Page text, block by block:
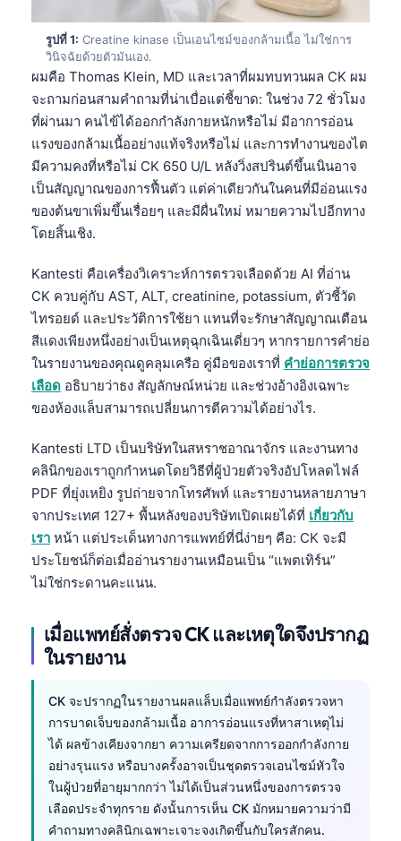
รูปที่ 1: Creatine kinase เป็นเอนไซม์ของกล้ามเนื้อ ไม่ใช่การ
วินิจฉัยด้วยตัวมันเอง.
ผมคือ Thomas Klein, MD และเวลาที่ผมทบทวนผล CK ผม
จะถามก่อนสามคำถามที่น่าเบื่อแต่ชี้ขาด: ในช่วง 72 ชั่วโมง
ที่ผ่านมา คนไข้ได้ออกกำลังกายหนักหรือไม่ มีอาการอ่อน
แรงของกล้ามเนื้ออย่างแท้จริงหรือไม่ และการทำงานของไต
มีความคงที่หรือไม่ CK 650 U/L หลังวิ่งสปรินต์ขึ้นเนินอาจ
เป็นสัญญาณของการฟื้นตัว แต่ค่าเดียวกันในคนที่มีอ่อนแรง
ของต้นขาเพิ่มขึ้นเรื่อยๆ และมีผื่นใหม่ หมายความไปอีกทาง
โดยสิ้นเชิง.
Kantesti คือเครื่องวิเคราะห์การตรวจเลือดด้วย AI ที่อ่าน
CK ควบคู่กับ AST, ALT, creatinine, potassium, ตัวชี้วัด
ไทรอยด์ และประวัติการใช้ยา แทนที่จะรักษาสัญญาณเตือน
สีแดงเพียงหนึ่งอย่างเป็นเหตุฉุกเฉินเดี่ยวๆ หากรายการคำย่อ
ในรายงานของคุณดูคลุมเครือ คู่มือของเราที่ คำย่อการตรวจ
เลือด อธิบายว่าธง สัญลักษณ์หน่วย และช่วงอ้างอิงเฉพาะ
ของห้องแล็บสามารถเปลี่ยนการตีความได้อย่างไร.
Kantesti LTD เป็นบริษัทในสหราชอาณาจักร และงานทาง
คลินิกของเราถูกกำหนดโดยวิธีที่ผู้ป่วยตัวจริงอัปโหลดไฟล์
PDF ที่ยุ่งเหยิง รูปถ่ายจากโทรศัพท์ และรายงานหลายภาษา
จากประเทศ 127+ พื้นหลังของบริษัทเปิดเผยได้ที่ เกี่ยวกับ
เรา หน้า แต่ประเด็นทางการแพทย์ที่นี่ง่ายๆ คือ: CK จะมี
ประโยชน์ก็ต่อเมื่ออ่านรายงานเหมือนเป็น “แพตเทิร์น”
ไม่ใช่กระดานคะแนน.
เมื่อแพทย์สั่งตรวจ CK และเหตุใดจึงปรากฏ
ในรายงาน
CK จะปรากฏในรายงานผลแล็บเมื่อแพทย์กำลังตรวจหา
การบาดเจ็บของกล้ามเนื้อ อาการอ่อนแรงที่หาสาเหตุไม่
ได้ ผลข้างเคียงจากยา ความเครียดจากการออกกำลังกาย
อย่างรุนแรง หรือบางครั้งอาจเป็นชุดตรวจเอนไซม์หัวใจ
ในผู้ป่วยที่อายุมากกว่า ไม่ได้เป็นส่วนหนึ่งของการตรวจ
เลือดประจำทุกราย ดังนั้นการเห็น CK มักหมายความว่ามี
คำถามทางคลินิกเฉพาะเจาะจงเกิดขึ้นกับใครสักคน.